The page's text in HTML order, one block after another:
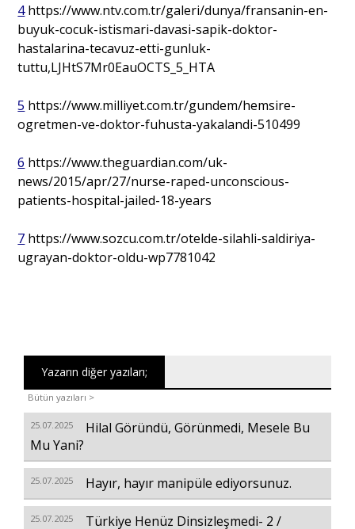
4https://www.ntv.com.tr/galeri/dunya/fransanin-en-
buyuk-cocuk-istismari-davasi-sapik-doktor-
hastalarina-tecavuz-etti-gunluk-
tuttu,LJHtS7Mr0EauOCTS_5_HTA
5 https://www.milliyet.com.tr/gundem/hemsire-
ogretmen-ve-doktor-fuhusta-yakalandi-510499
6 https://www.theguardian.com/uk-
news/2015/apr/27/nurse-raped-unconscious-
patients-hospital-jailed-18-years
7 https://www.sozcu.com.tr/otelde-silahli-saldiriya-
ugrayan-doktor-oldu-wp7781042
Yazarın diğer yazıları;
Bütün yazıları >
25.07.2025
Hilal Göründü, Görünmedi, Mesele Bu
Mu Yani?
25.07.2025 Hayır, hayır manipüle ediyorsunuz.
25.07.2025
Türkiye Henüz Dinsizleşmedi- 2 /